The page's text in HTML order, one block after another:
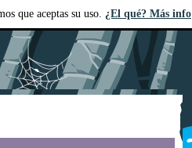
que aceptas su uso. ¿El qué? Más info